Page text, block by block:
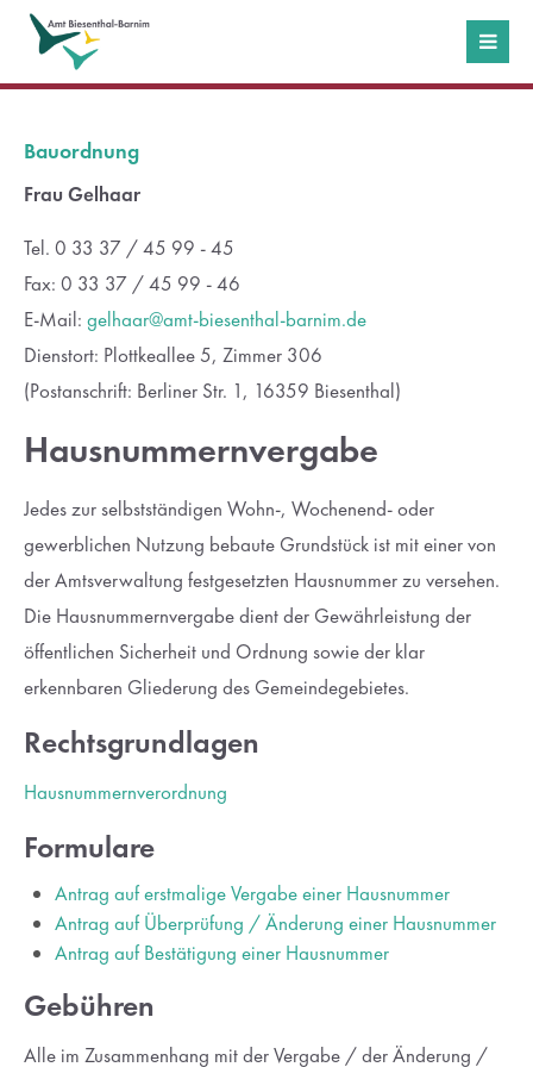
Login
Passwort
Anmelden
Register|Lost your password?
Support
Lorem ipsum dolor sit amet:
24h
Mon - Fri 8:00am - 5:00pm
Get in touch
Cybersteel Inc.
376-293 City Road, Suite 600
San Francisco, CA 94102
Bauordnung
Frau Gelhaar
Tel. 0 33 37 / 45 99 - 45
Fax: 0 33 37 / 45 99 - 46
E-Mail: gelhaar@amt-biesenthal-barnim.de
Dienstort: Plottkeallee 5, Zimmer 306
(Postanschrift: Berliner Str. 1, 16359 Biesenthal)
Hausnummernvergabe
Jedes zur selbstständigen Wohn-, Wochenend- oder
gewerblichen Nutzung bebaute Grundstück ist mit einer von
der Amtsverwaltung festgesetzten Hausnummer zu versehen.
Die Hausnummernvergabe dient der Gewährleistung der
öffentlichen Sicherheit und Ordnung sowie der klar
erkennbaren Gliederung des Gemeindegebietes.
Rechtsgrundlagen
Hausnummernverordnung
Formulare
Antrag auf erstmalige Vergabe einer Hausnummer
Antrag auf Überprüfung / Änderung einer Hausnummer
Antrag auf Bestätigung einer Hausnummer
Gebühren
Alle im Zusammenhang mit der Vergabe / der Änderung /